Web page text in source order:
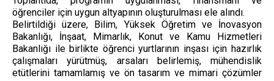
öğrenciler için uygun altyapının oluşturulması ele alındı.
Belirtildiği üzere, Bilim, Yüksek Öğretim ve İnovasyon
Bakanlığı, İnşaat, Mimarlık, Konut ve Kamu Hizmetleri
Bakanlığı ile birlikte öğrenci yurtlarının inşası için hazırlık
çalışmaları yürütmüş, arsaları belirlemiş, mühendislik
etütlerini tamamlamış ve ön tasarım ve mimari çözümler